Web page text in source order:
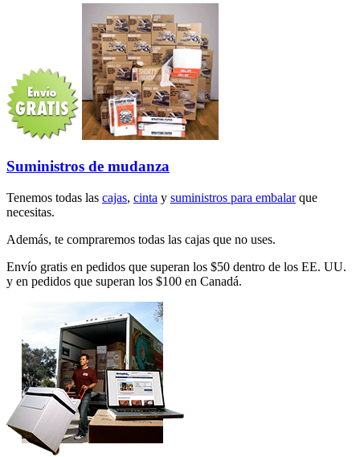
Suministros de mudanza
Tenemos todas las cajas, cinta y suministros para embalarque
necesitas.
Además, te compraremos todas las cajas que no uses.
Envío gratis en pedidos que superan los $50 dentro de los EE. UU.
y en pedidos que superan los $100 en Canadá.